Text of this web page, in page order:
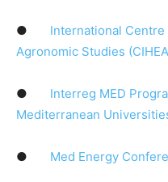
● International
Agronomic Studies
● Interreg MED
Mediterranean
● Med Energy